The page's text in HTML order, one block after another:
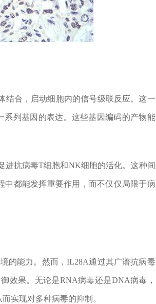
结合，启动细胞内的信号级联反应。这一
系列基因的表达。这些基因编码的产物能
进抗病毒T细胞和NK细胞的活化。这种间
都能发挥重要作用，而不仅仅局限于病
的能力。然而，IL28A通过其广谱抗病毒
效果。无论是RNA病毒还是DNA病毒，
实现对多种病毒的抑制。